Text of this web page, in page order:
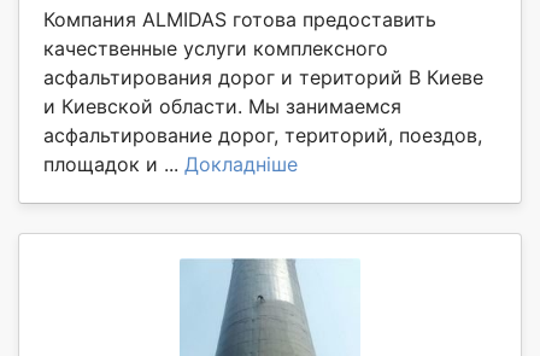
Компания ALMIDAS готова предоставить
качественные услуги комплексного
асфальтирования дорог и територий В Киеве
и Киевской области. Мы занимаемся
асфальтирование дорог, територий, поездов,
площадок и ... Докладніше